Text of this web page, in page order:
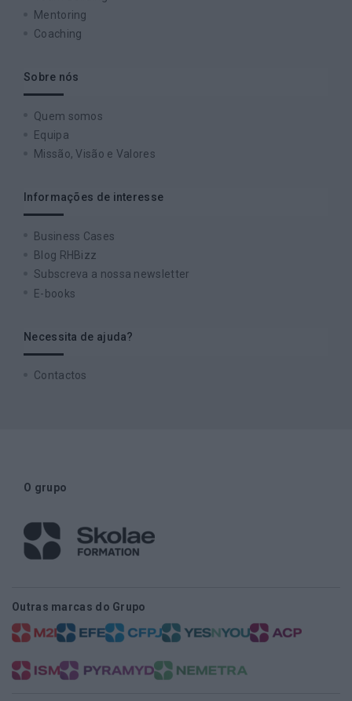
Mentoring
Coaching
Sobre nós
Quem somos
Equipa
Missão, Visão e Valores
Informações de interesse
Business Cases
Blog RHBizz
Subscreva a nossa newsletter
E-books
Necessita de ajuda?
Contactos
O grupo
Outras marcas do Grupo